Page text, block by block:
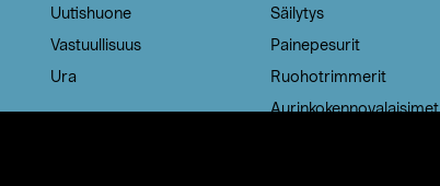
Uutishuone
Vastuullisuus
Ura
Säilytys
Painepesurit
Ruohotrimmerit
Aurinkokennovalaisimet